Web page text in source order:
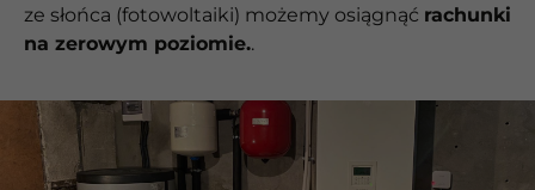
ze słońca (fotowoltaiki) możemy osiągnąć rachunki
na zerowym poziomie..